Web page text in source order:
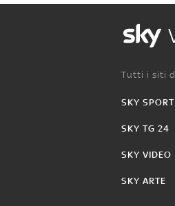
Tutti i siti
SKY SPORT
SKY TG 24
SKY VIDEO
SKY ARTE